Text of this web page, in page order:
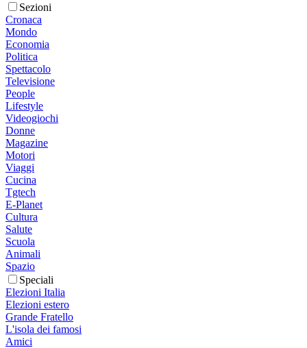
Sezioni
Cronaca
Mondo
Economia
Politica
Spettacolo
Televisione
People
Lifestyle
Videogiochi
Donne
Magazine
Motori
Viaggi
Cucina
Tgtech
E-Planet
Cultura
Salute
Scuola
Animali
Spazio
Speciali
Elezioni Italia
Elezioni estero
Grande Fratello
L'isola dei famosi
Amici